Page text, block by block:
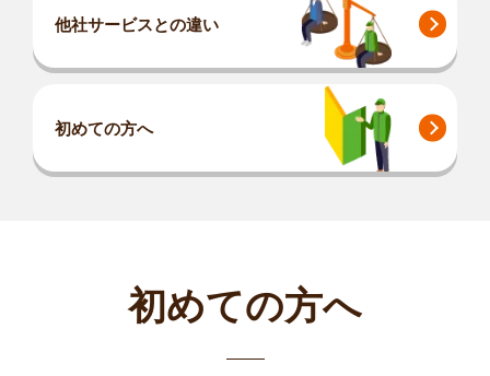
他社サービスとの違い
初めての方へ
初めての方へ